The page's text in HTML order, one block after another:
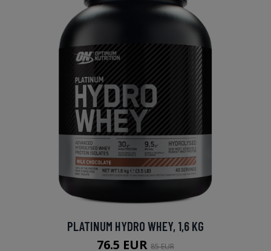
PLATINUM HYDRO WHEY, 1,6 KG
76.5 EUR 85 EUR